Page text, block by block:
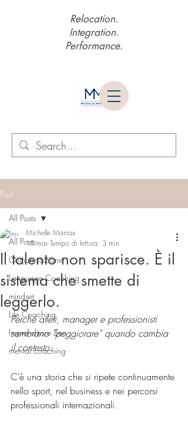
Relocation.
Integration.
Performance.
Post
All Posts
Comunicazione
Language Coaching
mindset
Life Coaching
Imprenditore Zen
mental coaching
All Posts
Il talento non sparisce. È il
sistema che smette di
leggerlo.
Michelle Manias
15 mar Tempo di lettura: 3 min
Perché atleti, manager e professionisti
sembrano “peggiorare” quando cambia
il contesto.
C’è una storia che si ripete continuamente
nello sport, nel business e nei percorsi
professionali internazionali.